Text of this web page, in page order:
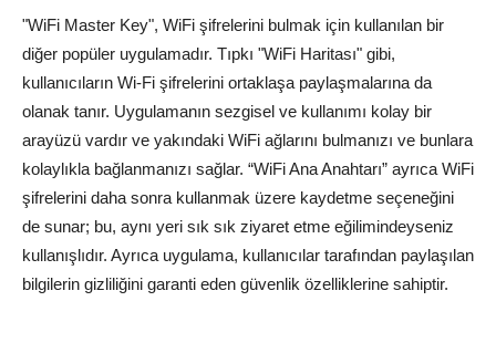
"WiFi Master Key", WiFi şifrelerini bulmak için kullanılan bir
diğer popüler uygulamadır. Tıpkı "WiFi Haritası" gibi,
kullanıcıların Wi-Fi şifrelerini ortaklaşa paylaşmalarına da
olanak tanır. Uygulamanın sezgisel ve kullanımı kolay bir
arayüzü vardır ve yakındaki WiFi ağlarını bulmanızı ve bunlara
kolaylıkla bağlanmanızı sağlar. “WiFi Ana Anahtarı” ayrıca WiFi
şifrelerini daha sonra kullanmak üzere kaydetme seçeneğini
de sunar; bu, aynı yeri sık sık ziyaret etme eğilimindeyseniz
kullanışlıdır. Ayrıca uygulama, kullanıcılar tarafından paylaşılan
bilgilerin gizliliğini garanti eden güvenlik özelliklerine sahiptir.